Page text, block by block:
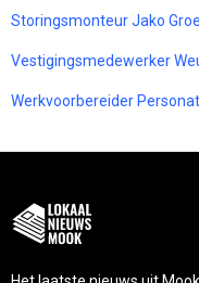
Storingsmonteur Jako
Vestigingsmedewerker
Werkvoorbereider